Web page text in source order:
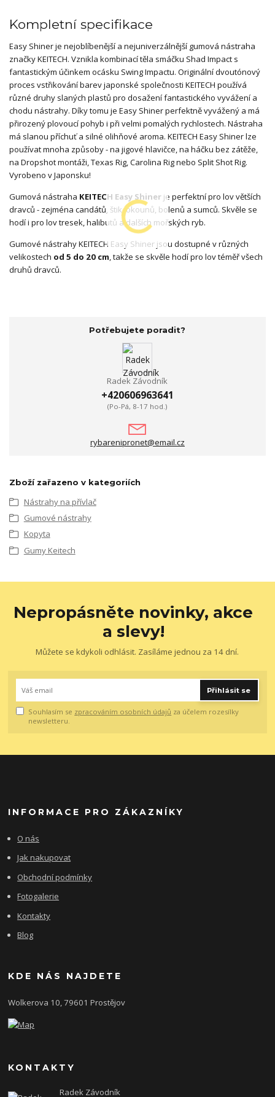
Kompletní specifikace
Easy Shiner je nejoblíbenější a nejuniverzálnější gumová nástraha
značky KEITECH. Vznikla kombinací těla smáčku Shad Impact s
fantastickým účinkem ocásku Swing Impactu. Originální dvoutónový
proces vstřikování barev japonské společnosti KEITECH používá
různé druhy slaných plastů pro dosažení fantastického vyvážení a
chodu nástrahy. Díky tomu je Easy Shiner perfektně vyvážený a má
přirozený plovoucí pohyb i při velmi pomalých rychlostech. Nástraha
má slanou příchuť a silné olihňové aroma. KEITECH Easy Shiner lze
používat mnoha způsoby - na jigové hlavičce, na háčku bez zátěže,
na Dropshot montáži, Texas Rig, Carolina Rig nebo Split Shot Rig.
Vyrobeno v Japonsku!
Gumová nástraha KEITECH Easy Shiner je perfektní pro lov větších
dravců - zejména candátů, štik, okounů, bolenů a sumců. Skvěle se
hodí i pro lov tresek, halibutů a dalších mořských ryb.
Gumové nástrahy KEITECH Easy Shiner jsou dostupné v různých
velikostech od 5 do 20 cm, takže se skvěle hodí pro lov téměř všech
druhů dravců.
Potřebujete poradit?
Radek Závodník
+420606963641
(Po-Pá, 8-17 hod.)
rybarenipronet@email.cz
Zboží zařazeno v kategoriích
Nástrahy na přívlač
Gumové nástrahy
Kopyta
Gumy Keitech
Nepropásněte novinky, akce
a slevy!
Můžete se kdykoli odhlásit. Zasíláme jednou za 14 dní.
Přihlásit se
Souhlasím se zpracováním osobních údajů za účelem rozesílky
newsletteru.
INFORMACE PRO ZÁKAZNÍKY
O nás
Jak nakupovat
Obchodní podmínky
Fotogalerie
Kontakty
Blog
KDE NÁS NAJDETE
Wolkerova 10, 79601 Prostějov
KONTAKTY
Radek Závodník